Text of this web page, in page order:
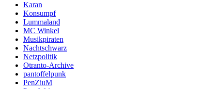
Karan
Konsumpf
Lummaland
MC Winkel
Musikpiraten
Nachtschwarz
Netzpolitik
Otranto-Archive
pantoffelpunk
PenZiuM